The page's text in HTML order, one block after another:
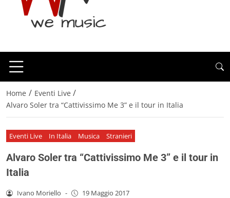
Home / Eventi Live /
Alvaro Soler tra “Cattivissimo Me 3” e il tour in Italia
Eventi Live In Italia Musica Stranieri
Alvaro Soler tra “Cattivissimo Me 3” e il tour in
Italia
Ivano Moriello - 19 Maggio 2017